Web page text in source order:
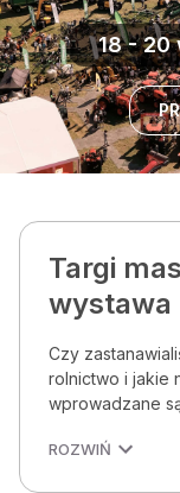
18 - 20
Targi
wystawa
Czy
rolnictwo i jakie
wprowadzane
ROZWIŃ